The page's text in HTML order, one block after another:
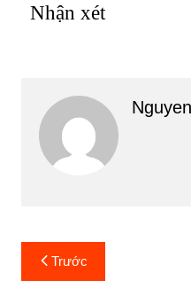
Nhận xét
Điều
hướng
Trước